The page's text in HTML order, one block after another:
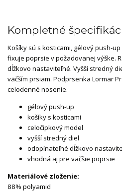
Kompletné
Košíky sú s kosticami, gélový push-
fixuje poprsie v požadovanej výške.
dĺžkovo nastaviteľné. Vyšší stredný
väčším prsiam. Podprsenka Lormar
celodenné nosenie.
gélový push-up
košíky s kosticami
celočipkový model
vyšší stredný diel
odopínateľné dĺžkovo
vhodná aj pre väčšie poprsie
Materiálové zloženie:
88% polyamid